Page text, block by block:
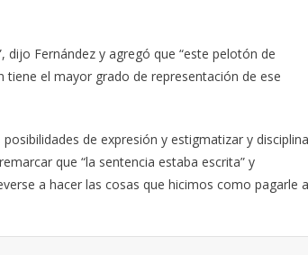
dijo Fernández y agregó que “este pelotón de
el mayor grado de representación de ese
de expresión y estigmatizar y
que “la sentencia estaba escrita” y
a hacer las cosas que hicimos como pagarle